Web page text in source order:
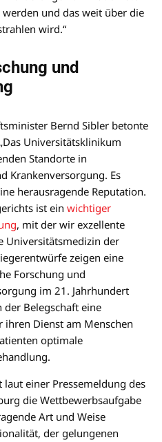
und das weit über die
wird.“
und
Bernd Sibler betonte
Universitätsklinikum
Standorte in
Krankenversorgung. Es
herausragende Reputation.
ist ein wichtiger
, mit der wir exzellente
Universitätsmedizin der
zeigen eine
Forschung und
im 21. Jahrhundert
der Belegschaft eine
Dienst am Menschen
optimale
laut einer Pressemeldung des
die Wettbewerbsaufgabe
Art und Weise
der gelungenen